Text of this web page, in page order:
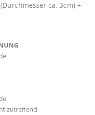
ca. 3cm) +
zutreffend